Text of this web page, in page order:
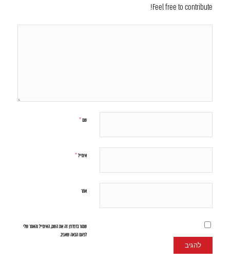
Feel free to contribute!
שם*
אימייל*
אתר
שמור בדפדפן זה את השם, האימייל והאתר שלי
לפעם הבאה שאגיב.